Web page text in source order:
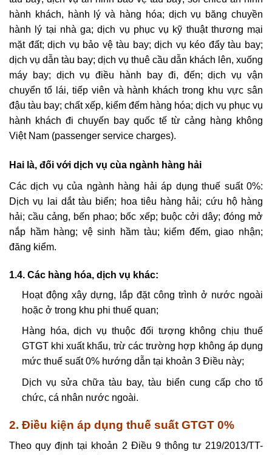
hành khách, hành lý và hàng hóa; dịch vụ băng chuyền
hành lý tại nhà ga; dịch vụ phục vụ kỹ thuật thương mại
mặt đất; dịch vụ bảo vệ tàu bay; dịch vụ kéo đẩy tàu bay;
dịch vụ dẫn tàu bay; dịch vụ thuê cầu dẫn khách lên, xuống
máy bay; dịch vụ điều hành bay đi, đến; dịch vụ vận
chuyển tổ lái, tiếp viên và hành khách trong khu vực sân
đậu tàu bay; chất xếp, kiểm đếm hàng hóa; dịch vụ phục vụ
hành khách đi chuyến bay quốc tế từ cảng hàng không
Việt Nam (passenger service charges).
Hai là, đối với dịch vụ cùa ngành hàng hải
Các dịch vụ của ngành hàng hải áp dụng thuế suất 0%:
Dịch vụ lai dắt tàu biển; hoa tiêu hàng hải; cứu hộ hàng
hải; cầu cảng, bến phao; bốc xếp; buộc cởi dây; đóng mở
nắp hầm hàng; vệ sinh hầm tàu; kiểm đếm, giao nhận;
đăng kiểm.
1.4. Các hàng hóa, dịch vụ khác:
Hoạt động xây dựng, lắp đặt công trình ở nước ngoài
hoặc ở trong khu phi thuế quan;
Hàng hóa, dịch vụ thuộc đối tượng không chịu thuế
GTGT khi xuất khẩu, trừ các trường hợp không áp dụng
mức thuế suất 0% hướng dẫn tại khoản 3 Điều này;
Dịch vụ sửa chữa tàu bay, tàu biển cung cấp cho tổ
chức, cá nhân nước ngoài.
2. Điều kiện áp dụng thuế suất GTGT 0%
Theo quy định tại khoản 2 Điều 9 thông tư 219/2013/TT-